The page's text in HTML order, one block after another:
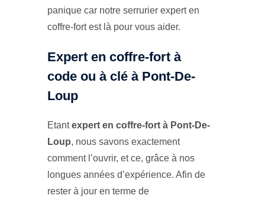
panique car notre serrurier expert en
coffre-fort est là pour vous aider.
Expert en coffre-fort à
code ou à clé à Pont-De-
Loup
Etantexpert en coffre-fort à Pont-De-
Loup, nous savons exactement
comment l’ouvrir, et ce, grâce à nos
longues années d’expérience. Afin de
rester à jour en terme de